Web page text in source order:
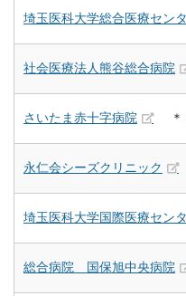
埼玉医科大学総合医療セン
社会医療法人熊谷総合病院
さいたま赤十字病院 ＊
永仁会シーズクリニック
埼玉医科大学国際医療セン
総合病院 国保旭中央病院